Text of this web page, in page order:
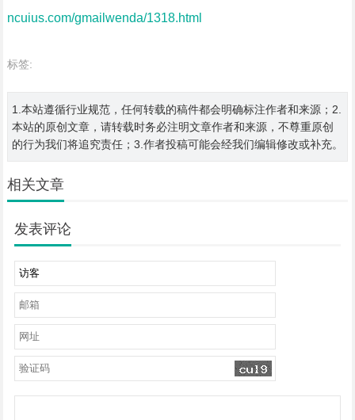
ncuius.com/gmailwenda/1318.html
标签:
1.本站遵循行业规范，任何转载的稿件都会明确标注作者和来源；2.
本站的原创文章，请转载时务必注明文章作者和来源，不尊重原创
的行为我们将追究责任；3.作者投稿可能会经我们编辑修改或补充。
相关文章
发表评论